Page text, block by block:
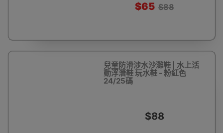
$65 $88
兒童防滑涉水沙灘鞋 | 水上活
動浮潛鞋 玩水鞋 - 粉紅色
24/25碼
$88